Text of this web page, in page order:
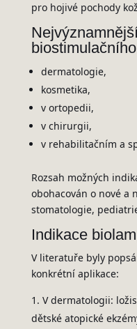
pro hojivé pochody
dermatologie,
kosmetika,
v ortopedii,
v chirurgii,
v rehabilitačním a
Rozsah možných
obohacován o nové a
stomatologie,
Indikace
V literatuře byly
konkrétní aplikace:
V dermatologii:
dětské atopické